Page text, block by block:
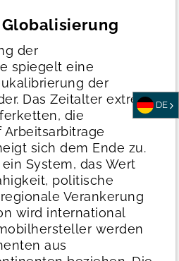
der
spiegelt eine
der
Das Zeitalter extrem
die
sich dem Ende zu.
System, das Wert
politische
Verankerung
wird international
werden
aus
DE